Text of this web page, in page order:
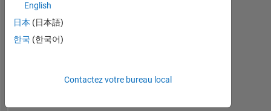
10/19
07/20
04/21
01/22
07/23
04/24
01/25
07/26
08/20
06/21
04/22
02/23
12/23
08/25
06/26
English
日本 (日本語)
한국 (한국어)
Contactez votre bureau local